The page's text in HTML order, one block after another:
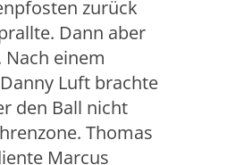
zurück
Dann aber
Nach einem
Luft brachte
den Ball nicht
Thomas
Marcus